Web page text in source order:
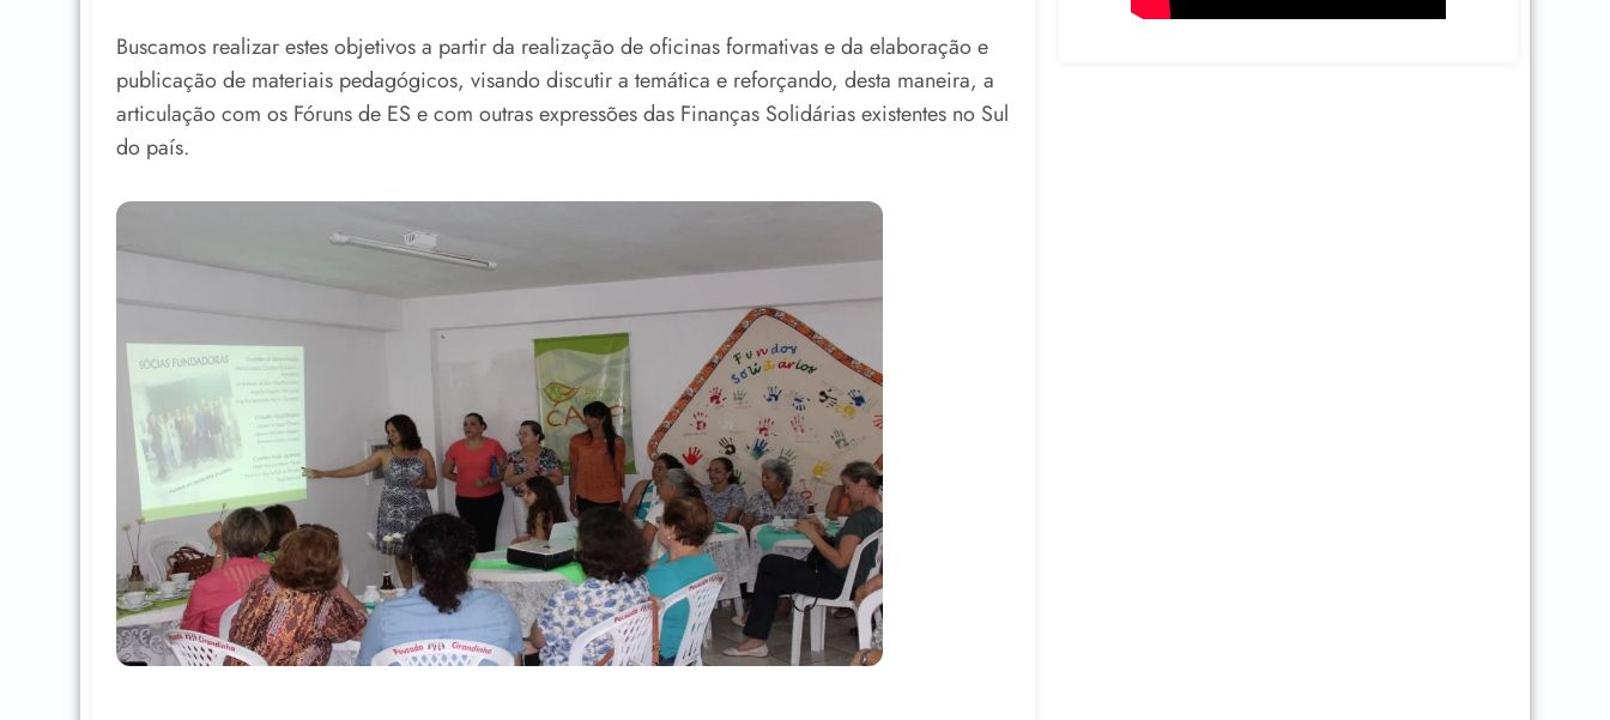
Buscamos realizar estes objetivos a partir da realização de oficinas formativas e da elaboração e
publicação de materiais pedagógicos, visando discutir a temática e reforçando, desta maneira, a
articulação com os Fóruns de ES e com outras expressões das Finanças Solidárias existentes no Sul
do país.